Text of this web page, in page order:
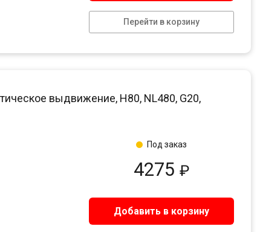
Перейти в корзину
выдвижение, H80, NL480, G20,
4275 ₽
Добавить в корзину
Под заказ